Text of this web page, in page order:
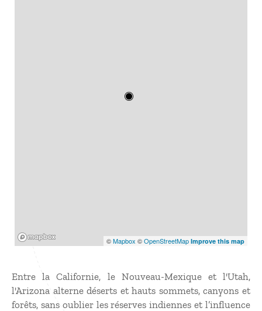
©Mapbox ©OpenStreetMap Improve this map
Entre la Californie, le Nouveau-Mexique et l'Utah,
l'Arizona alterne déserts et hauts sommets, canyons et
forêts, sans oublier les réserves indiennes et l’influence